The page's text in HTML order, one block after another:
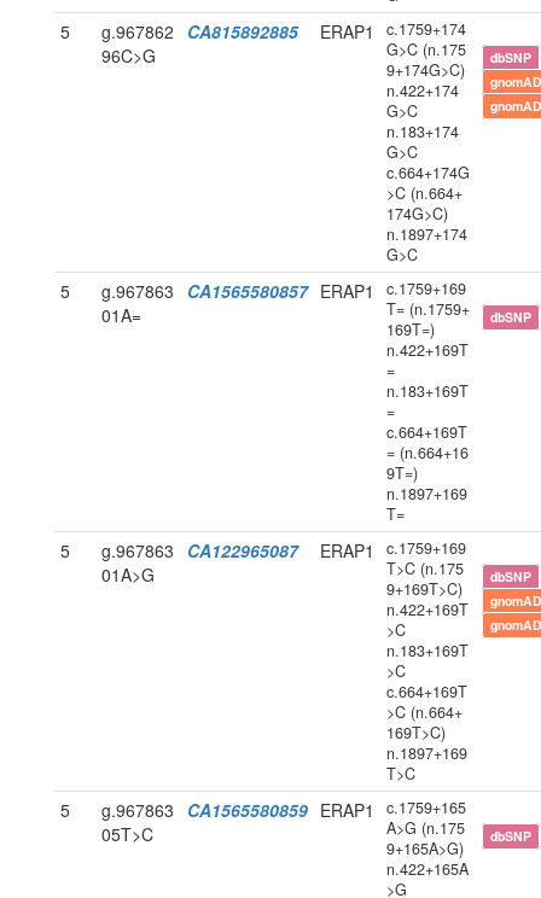
5
g.967862
96C>G
CA815892885 ERAP1
c.1759+174
G>C (n.175
9+174G>C)
n.422+174
G>C
n.183+174
G>C
c.664+174G
>C (n.664+
174G>C)
n.1897+174
G>C
dbSNP
5
g.967863
01A=
CA1565580857 ERAP1
c.1759+169
T= (n.1759+
169T=)
n.422+169T
=
n.183+169T
=
c.664+169T
= (n.664+16
9T=)
n.1897+169
T=
dbSNP
5
g.967863
01A>G
CA122965087 ERAP1
c.1759+169
T>C (n.175
9+169T>C)
n.422+169T
>C
n.183+169T
>C
c.664+169T
>C (n.664+
169T>C)
n.1897+169
T>C
dbSNP
5
g.967863
05T>C
CA1565580859 ERAP1
c.1759+165
A>G (n.175
9+165A>G)
n.422+165A
>G
dbSNP